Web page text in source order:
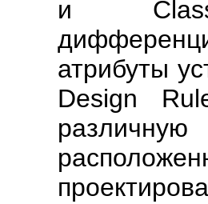
и
атрибуты
Design